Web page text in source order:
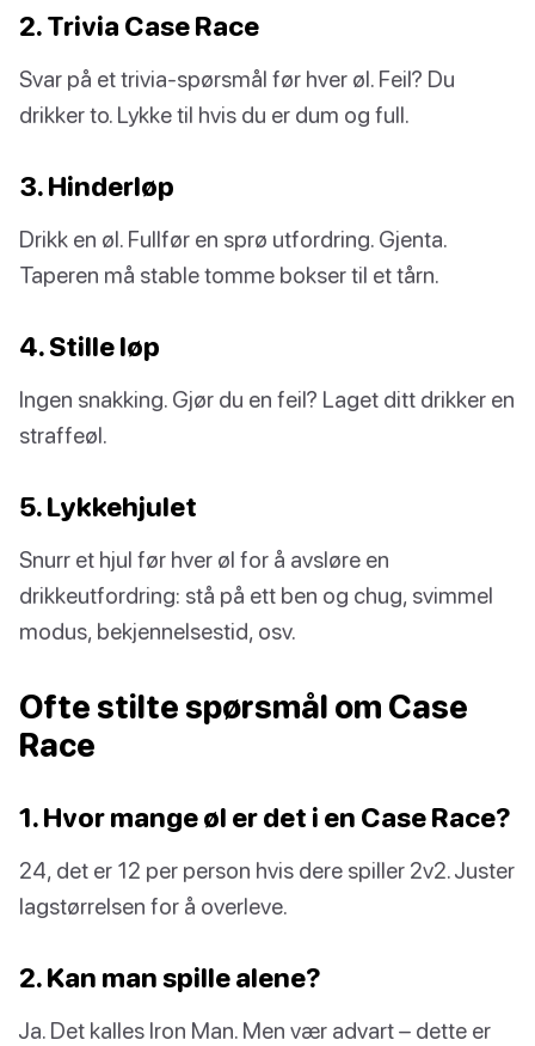
2. Trivia Case Race
Svar på et trivia-spørsmål før hver øl. Feil? Du
drikker to. Lykke til hvis du er dum og full.
3. Hinderløp
Drikk en øl. Fullfør en sprø utfordring. Gjenta.
Taperen må stable tomme bokser til et tårn.
4. Stille løp
Ingen snakking. Gjør du en feil? Laget ditt drikker en
straffeøl.
5. Lykkehjulet
Snurr et hjul før hver øl for å avsløre en
drikkeutfordring: stå på ett ben og chug, svimmel
modus, bekjennelsestid, osv.
Ofte stilte spørsmål om Case
Race
1. Hvor mange øl er det i en Case Race?
24, det er 12 per person hvis dere spiller 2v2. Juster
lagstørrelsen for å overleve.
2. Kan man spille alene?
Ja. Det kalles Iron Man. Men vær advart – dette er